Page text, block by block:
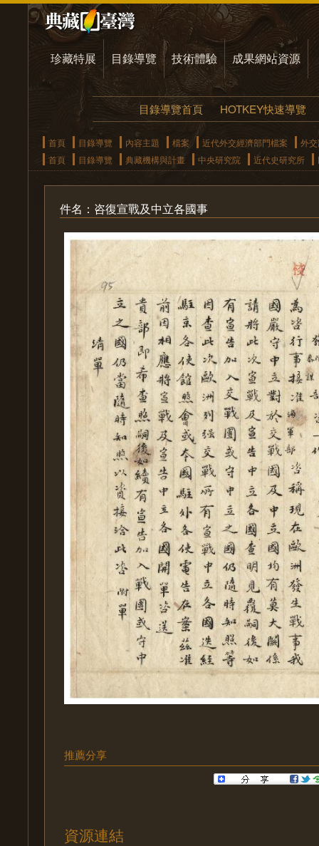
珍藏特展 目錄導覽 技術體驗 成果網站資源
目錄導覽首頁 HOTKEY快速導覽
首頁 目錄導覽 內容主題 檔案 近代外交經濟部門檔案
外
首頁
目錄導覽 典藏機構與計畫 中央研究院 近代史研究所
件名：咨復宣戰及中立各國事
推薦分享
資源連結